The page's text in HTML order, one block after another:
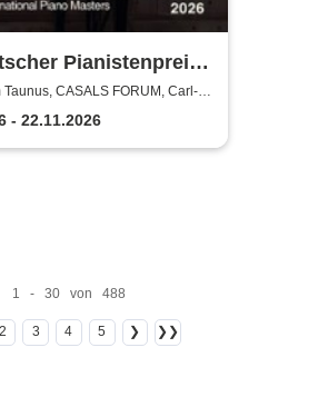
Pianistenpreis |
Piano Masters
Taunus, CASALS FORUM, Carl-
- 22.11.2026
1 - 30 von 488
2 3 4 5 ❯ ❯❯